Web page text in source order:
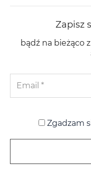
Zapisz
bądź na bieżąco
Zgadzam